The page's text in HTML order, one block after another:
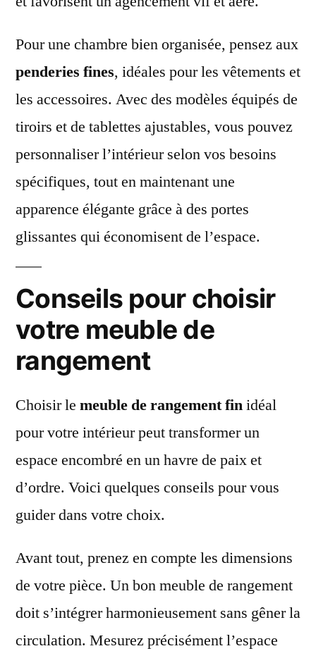
Pour une chambre bien organisée, pensez aux
penderies fines, idéales pour les vêtements et
les accessoires. Avec des modèles équipés de
tiroirs et de tablettes ajustables, vous pouvez
personnaliser l’intérieur selon vos besoins
spécifiques, tout en maintenant une
apparence élégante grâce à des portes
glissantes qui économisent de l’espace.
Conseils pour choisir
votre meuble de
rangement
Choisir le meuble de rangement finidéal
pour votre intérieur peut transformer un
espace encombré en un havre de paix et
d’ordre. Voici quelques conseils pour vous
guider dans votre choix.
Avant tout, prenez en compte les dimensions
de votre pièce. Un bon meuble de rangement
doit s’intégrer harmonieusement sans gêner la
circulation. Mesurez précisément l’espace